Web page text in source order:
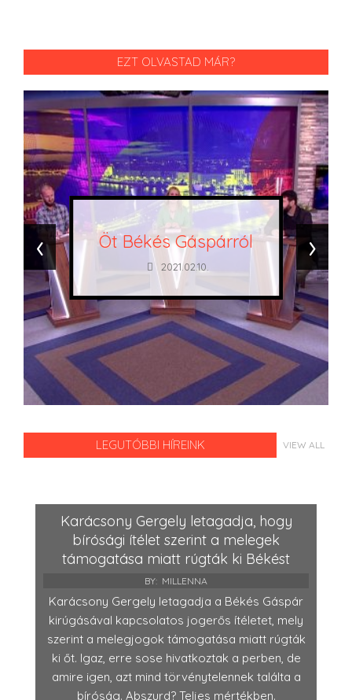
EZT OLVASTAD MÁR?
Öt Békés Gáspárról
2021.02.10.
‹ ›
LEGUTÓBBI HÍREINK VIEW ALL
Karácsony Gergely letagadja, hogy
bírósági ítélet szerint a melegek
támogatása miatt rúgták ki Békést
BY: MILLENNA
Karácsony Gergely letagadja a Békés Gáspár
kirúgásával kapcsolatos jogerős ítéletet, mely
szerint a melegjogok támogatása miatt rúgták
ki őt. Igaz, erre sose hivatkoztak a perben, de
amire igen, azt mind törvénytelennek találta a
bíróság. Abszurd? Teljes mértékben.